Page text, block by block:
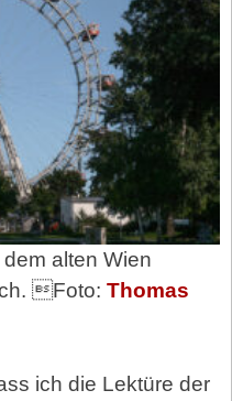
dem alten Wien
Foto: Thomas
ich die Lektüre der